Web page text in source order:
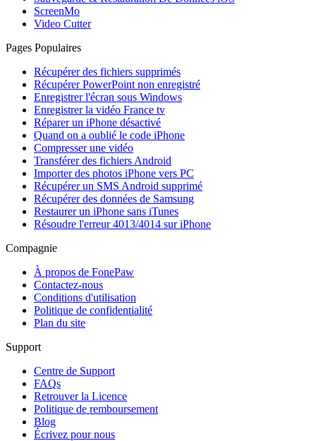
ScreenMo
Video Cutter
Pages Populaires
Récupérer des fichiers supprimés
Récupérer PowerPoint non enregistré
Enregistrer l'écran sous Windows
Enregistrer la vidéo France tv
Réparer un iPhone désactivé
Quand on a oublié le code iPhone
Compresser une vidéo
Transférer des fichiers Android
Importer des photos iPhone vers PC
Récupérer un SMS Android supprimé
Récupérer des données de Samsung
Restaurer un iPhone sans iTunes
Résoudre l'erreur 4013/4014 sur iPhone
Compagnie
À propos de FonePaw
Contactez-nous
Conditions d'utilisation
Politique de confidentialité
Plan du site
Support
Centre de Support
FAQs
Retrouver la Licence
Politique de remboursement
Blog
Écrivez pour nous